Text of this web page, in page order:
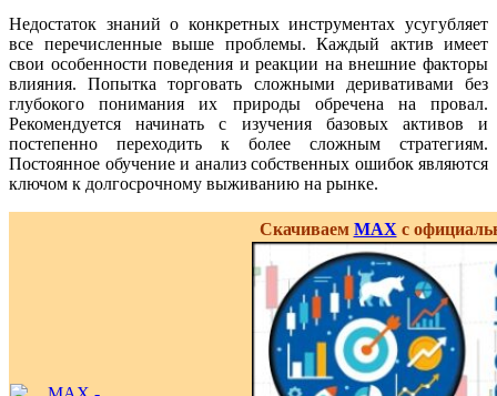
Недостаток знаний о конкретных инструментах усугубляет
все перечисленные выше проблемы. Каждый актив имеет
свои особенности поведения и реакции на внешние факторы
влияния. Попытка торговать сложными деривативами без
глубокого понимания их природы обречена на провал.
Рекомендуется начинать с изучения базовых активов и
постепенно переходить к более сложным стратегиям.
Постоянное обучение и анализ собственных ошибок являются
ключом к долгосрочному выживанию на рынке.
Скачиваем MAXс